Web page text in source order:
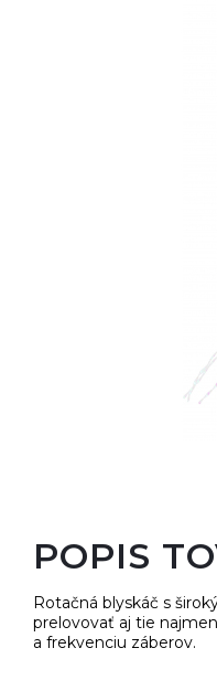
POPIS
Rotačná blyskáč s
prelovovať aj tie
a frekvenciu záberov.